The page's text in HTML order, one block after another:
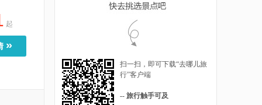
起
»
扫一扫，即可下载“去哪儿旅
行”客户端
-- 旅行触手可及